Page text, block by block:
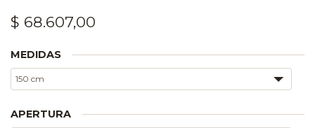
$ 68.607,00
MEDIDAS
APERTURA